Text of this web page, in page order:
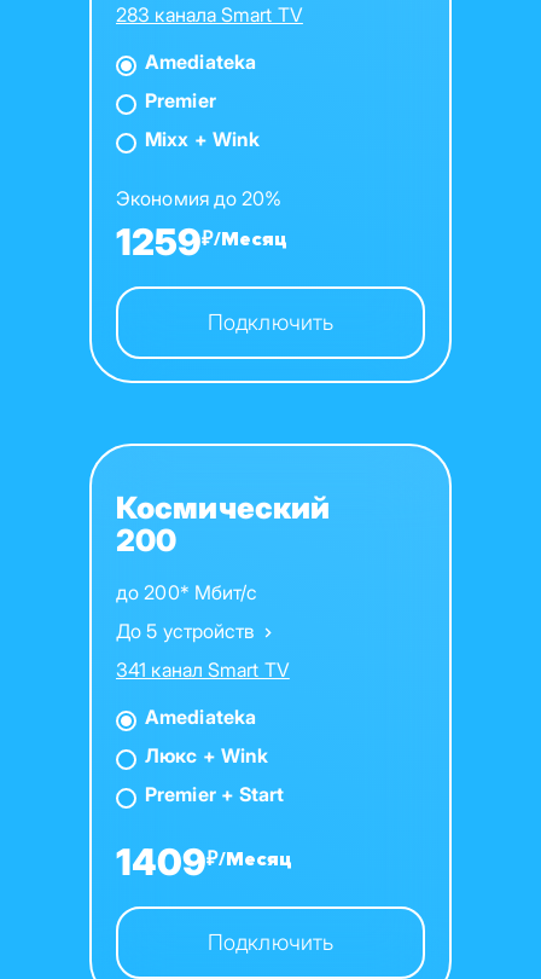
283 канала Smart TV
Amediateka
Premier
Mixx + Wink
Экономия до 20%
1259₽/Месяц
Подключить
Космический
200
до 200* Мбит/с
До 5 устройств
341 канал Smart TV
Amediateka
Люкс + Wink
Premier + Start
1409₽/Месяц
Подключить